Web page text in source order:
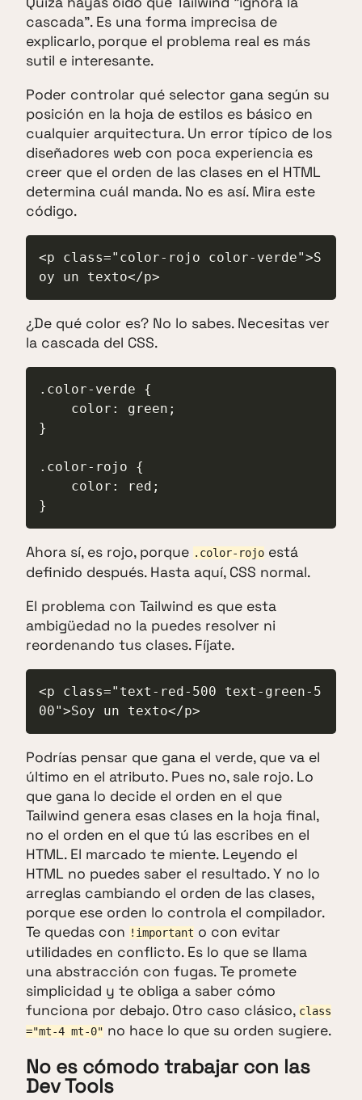
cascada". Es una forma imprecisa de
explicarlo, porque el problema real es más
sutil e interesante.
Poder controlar qué selector gana según su
posición en la hoja de estilos es básico en
cualquier arquitectura. Un error típico de los
diseñadores web con poca experiencia es
creer que el orden de las clases en el HTML
determina cuál manda. No es así. Mira este
código.
<p class="color-rojo color-verde">S
oy un texto</p>
¿De qué color es? No lo sabes. Necesitas ver
la cascada del CSS.
.color-verde {
}
.color-rojo {
}
Ahora sí, es rojo, porque .color-rojo está
definido después. Hasta aquí, CSS normal.
El problema con Tailwind es que esta
ambigüedad no la puedes resolver ni
reordenando tus clases. Fíjate.
<p class="text-red-500 text-green-5
00">Soy un texto</p>
Podrías pensar que gana el verde, que va el
último en el atributo. Pues no, sale rojo. Lo
que gana lo decide el orden en el que
Tailwind genera esas clases en la hoja final,
no el orden en el que tú las escribes en el
HTML. El marcado te miente. Leyendo el
HTML no puedes saber el resultado. Y no lo
arreglas cambiando el orden de las clases,
porque ese orden lo controla el compilador.
Te quedas con !important o con evitar
utilidades en conflicto. Es lo que se llama
una abstracción con fugas. Te promete
simplicidad y te obliga a saber cómo
funciona por debajo. Otro caso clásico, class
="mt-4 mt-0" no hace lo que su orden sugiere.
No es cómodo trabajar con las
Dev Tools